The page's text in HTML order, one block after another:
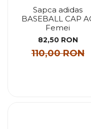
Sapca adidas
BASEBALL CAP
Femei
82,50 RON
110,00 RON